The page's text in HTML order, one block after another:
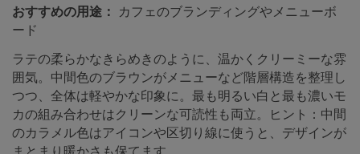
おすすめの用途：
カフェのブランディングやメニューボ
ード
ラテの柔らかなきらめきのように、温かくクリーミーな雰
囲気。中間色のブラウンがメニューなど階層構造を整理し
つつ、全体は軽やかな印象に。最も明るい白と最も濃いモ
カの組み合わせはクリーンな可読性も両立。ヒント：中間
のカラメル色はアイコンや区切り線に使うと、デザインが